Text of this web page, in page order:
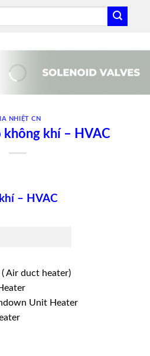
NHIỆT CN
không khí – HVAC
– HVAC
Air duct heater)
Unit Heater